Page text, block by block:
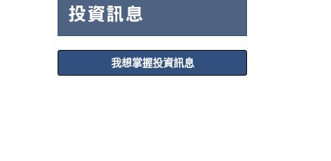
我想掌握投資訊息